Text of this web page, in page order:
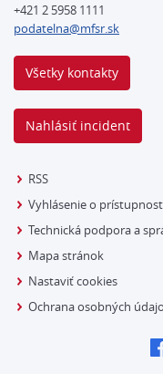
+421 2 5958 1111
podatelna@mfsr.sk
Všetky kontakty
Nahlásiť incident
RSS
Vyhlásenie o
Technická podpora a
Mapa stránok
Nastaviť cookies
Ochrana osobných